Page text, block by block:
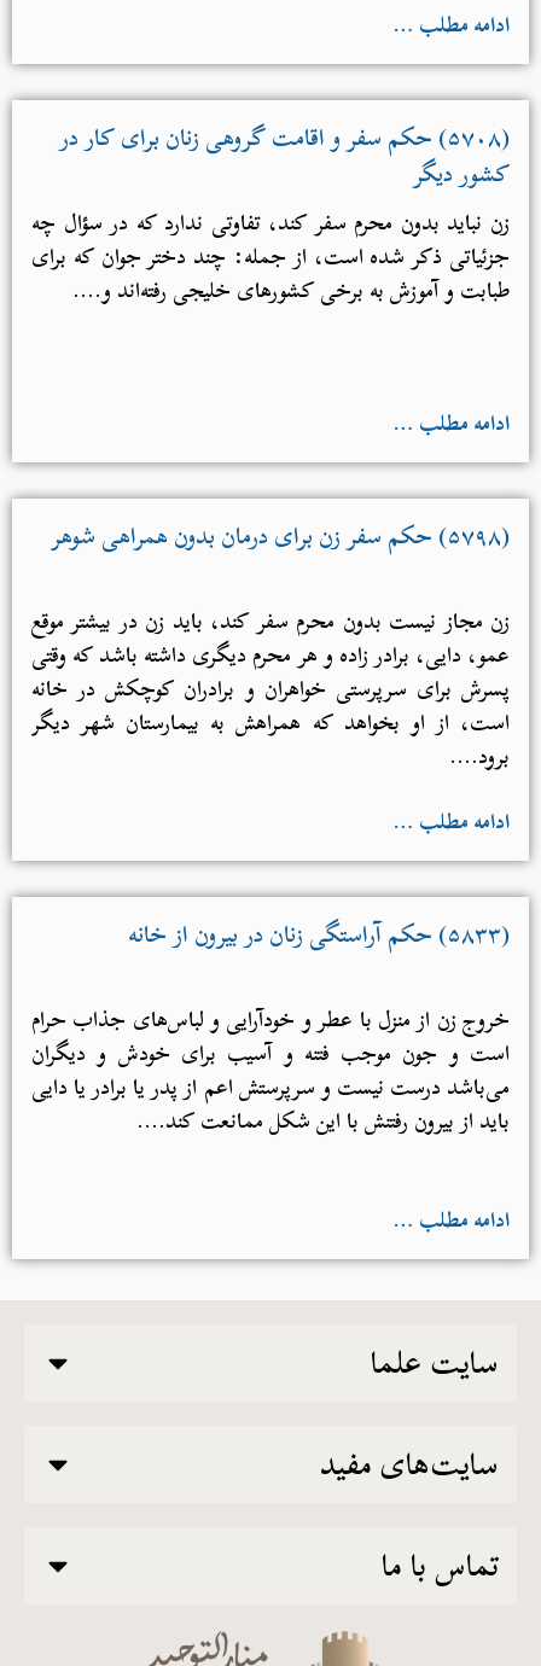
ادامه مطلب …
(۵۷۰۸) حکم سفر و اقامت گروهی زنان برای کار در
کشور دیگر
زن نباید بدون محرم سفر کند، تفاوتی ندارد که در سؤال چه
جزئیاتی ذکر شده است، از جمله: چند دختر جوان که برای
طبابت و آموزش به برخی کشورهای خلیجی رفته‌اند و....
ادامه مطلب …
(۵۷۹۸) حکم سفر زن برای درمان بدون همراهی شوهر
زن مجاز نیست بدون محرم سفر کند، باید زن در بیشتر موقع
عمو، دایی، برادر زاده و هر محرم دیگری داشته باشد که وقتی
پسرش برای سرپرستی خواهران و برادران کوچکش در خانه
است، از او بخواهد که همراهش به بیمارستان شهر دیگر
برود....
ادامه مطلب …
(۵۸۳۳) حکم آراستگی زنان در بیرون از خانه
خروج زن از منزل با عطر و خودآرایی و لباس‌های جذاب حرام
است و جون موجب فتنه و آسیب برای خودش و دیگران
می‌باشد درست نیست و سرپرستش اعم از پدر یا برادر یا دایی
باید از بیرون رفتنش با این شکل ممانعت کند....
ادامه مطلب …
سایت علما
سایت‌های مفید
تماس با ما